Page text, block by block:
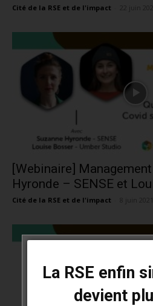
Cité de la RSE et de l'impact
[Webinaire]
Hyronde – SENSE et
Cité de la RSE et de l'impact
La RSE enfin
devient